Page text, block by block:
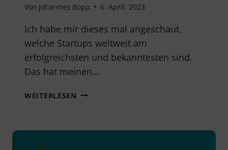
Von Johannes Bopp 6. April, 2023
Ich habe mir dieses mal angeschaut,
welche Startups weltweit am
erfolgreichsten und bekanntesten sind.
Das hat meinen…
WEITERLESEN DIE